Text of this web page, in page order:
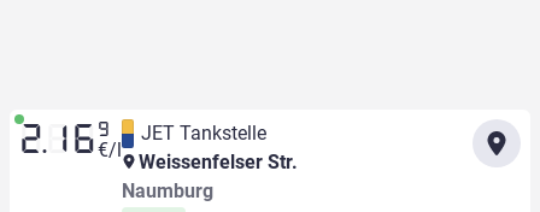
2.16 9
€/l
JET Tankstelle
Weissenfelser Str.
Naumburg